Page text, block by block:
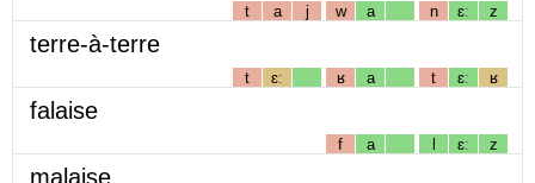
t a j w a n ɛː z
terre-à-terre
t ɛː ʁ a t ɛː ʁ
falaise
f a l ɛː z
malaise